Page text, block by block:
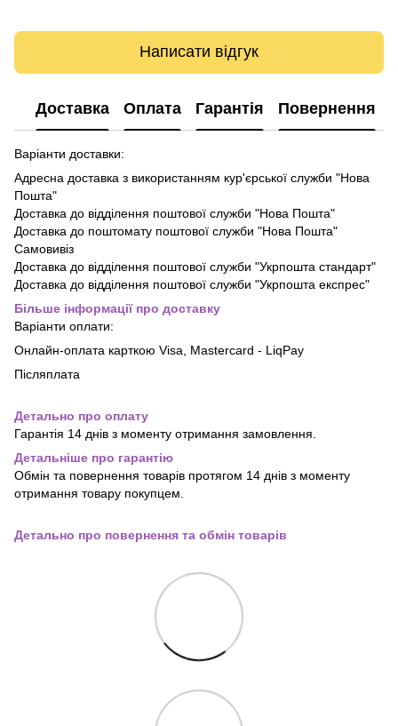
Написати відгук
Доставка Оплата Гарантія Повернення
Варіанти доставки:
Адресна доставка з використанням кур'єрської служби "Нова
Пошта"
Доставка до відділення поштової служби "Нова Пошта"
Доставка до поштомату поштової служби "Нова Пошта"
Самовивіз
Доставка до відділення поштової служби "Укрпошта стандарт"
Доставка до відділення поштової служби "Укрпошта експрес"
Більше інформації про доставку
Варіанти оплати:
Онлайн-оплата карткою Visa, Mastercard - LiqPay
Післяплата
Детально про оплату
Гарантія 14 днів з моменту отримання замовлення.
Детальніше про гарантію
Обмін та повернення товарів протягом 14 днів з моменту
отримання товару покупцем.
Детально про повернення та обмін товарів